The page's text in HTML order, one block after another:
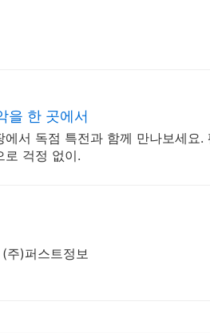
을 한 곳에서
서 독점 특전과 함께 만나보세요.
로 걱정 없이.
주)퍼스트정보